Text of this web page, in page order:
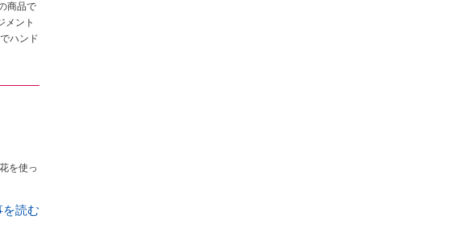
商品で
メント
ハンド
を使っ
を読む